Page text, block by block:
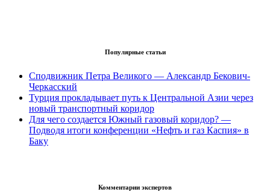
Популярные статьи
Сподвижник Петра Великого — Александр Бекович-
Черкасский
Турция прокладывает путь к Центральной Азии через
новый транспортный коридор
Для чего создается Южный газовый коридор? —
Подводя итоги конференции «Нефть и газ Каспия» в
Баку
Комментарии экспертов